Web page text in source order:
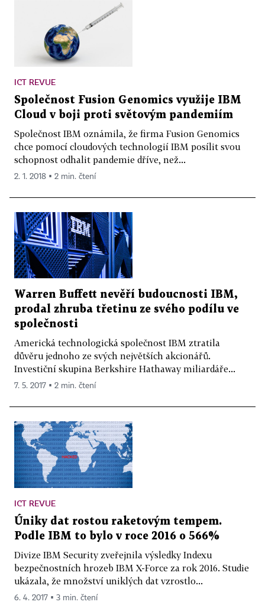
ICT REVUE
Společnost Fusion Genomics využije IBM
Cloud v boji proti světovým pandemiím
Společnost IBM oznámila, že firma Fusion Genomics
chce pomocí cloudových technologií IBM posílit svou
schopnost odhalit pandemie dříve, než...
2. 1. 2018 ▪ 2 min. čtení
Warren Buffett nevěří budoucnosti IBM,
prodal zhruba třetinu ze svého podílu ve
společnosti
Americká technologická společnost IBM ztratila
důvěru jednoho ze svých největších akcionářů.
Investiční skupina Berkshire Hathaway miliardáře...
7. 5. 2017 ▪ 2 min. čtení
ICT REVUE
Úniky dat rostou raketovým tempem.
Podle IBM to bylo v roce 2016 o 566%
Divize IBM Security zveřejnila výsledky Indexu
bezpečnostních hrozeb IBM X-Force za rok 2016. Studie
ukázala, že množství uniklých dat vzrostlo...
6. 4. 2017 ▪ 3 min. čtení